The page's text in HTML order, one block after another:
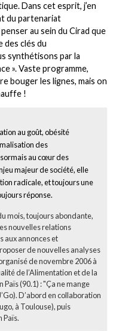
Dans cet esprit, j’en
du partenariat
au sein du Cirad que
clés du
synthétisons par la
». Vaste programme,
bouger les lignes, mais on
!
au goût, obésité
des
au cœur des
majeur de société, elle
radicale, et toujours une
réponse.
mois, toujours abondante,
nouvelles relations
aux annonces et
de nouvelles analyses
de novembre 2006 à
de l’Alimentation et de la
(90.1) : "Ça ne mange
D’abord en collaboration
à Toulouse), puis
Païs.